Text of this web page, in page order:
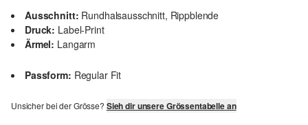
Ausschnitt: Rundhalsausschnitt, Rippblende
Druck: Label-Print
Ärmel: Langarm
Passform: Regular Fit
Unsicher bei der Grösse? Sieh dir unsere Grössentabelle an